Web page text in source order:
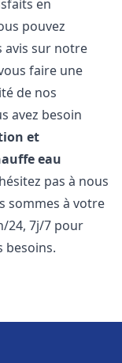
en
pouvez
avis sur notre
faire une
de nos
avez besoin
et
eau
pas à nous
sommes à votre
24, 7j/7 pour
besoins.